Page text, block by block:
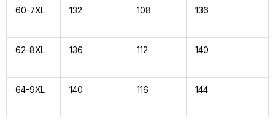
60-7XL 132 108 136
62-8XL 136 112 140
64-9XL 140 116 144